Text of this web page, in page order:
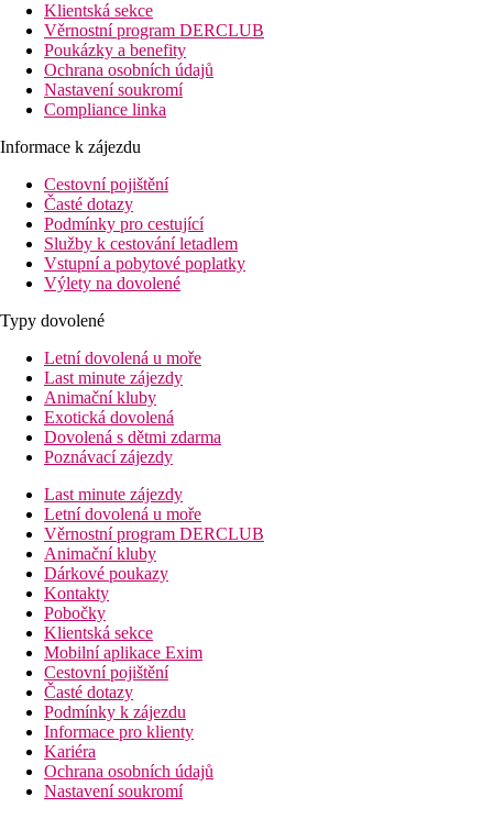
Klientská sekce
Věrnostní program DERCLUB
Poukázky a benefity
Ochrana osobních údajů
Nastavení soukromí
Compliance linka
Informace k zájezdu
Cestovní pojištění
Časté dotazy
Podmínky pro cestující
Služby k cestování letadlem
Vstupní a pobytové poplatky
Výlety na dovolené
Typy dovolené
Letní dovolená u moře
Last minute zájezdy
Animační kluby
Exotická dovolená
Dovolená s dětmi zdarma
Poznávací zájezdy
Last minute zájezdy
Letní dovolená u moře
Věrnostní program DERCLUB
Animační kluby
Dárkové poukazy
Kontakty
Pobočky
Klientská sekce
Mobilní aplikace Exim
Cestovní pojištění
Časté dotazy
Podmínky k zájezdu
Informace pro klienty
Kariéra
Ochrana osobních údajů
Nastavení soukromí